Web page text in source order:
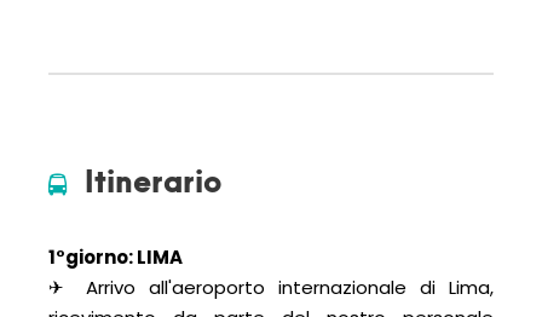
Itinerario
1°giorno: LIMA
✈ Arrivo all'aeroporto internazionale di Lima,